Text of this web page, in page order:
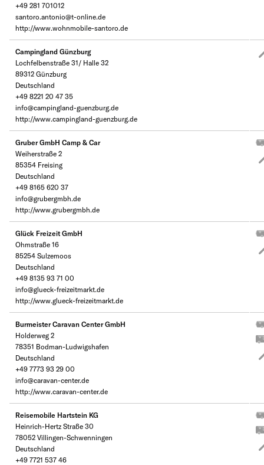
+49 281 701012
santoro.antonio@t-online.de
http://www.wohnmobile-santoro.de
Campingland Günzburg
Lochfelbenstraße 31/ Halle 32
89312 Günzburg
Deutschland
+49 8221 20 47 35
info@campingland-guenzburg.de
http://www.campingland-guenzburg.de
Gruber GmbH Camp & Car
Weiherstraße 2
85354 Freising
Deutschland
+49 8165 620 37
info@grubergmbh.de
http://www.grubergmbh.de
Glück Freizeit GmbH
Ohmstraße 16
85254 Sulzemoos
Deutschland
+49 8135 93 71 00
info@glueck-freizeitmarkt.de
http://www.glueck-freizeitmarkt.de
Burmeister Caravan Center GmbH
Holderweg 2
78351 Bodman-Ludwigshafen
Deutschland
+49 7773 93 29 00
info@caravan-center.de
http://www.caravan-center.de
Reisemobile Hartstein KG
Heinrich-Hertz Straße 30
78052 Villingen-Schwenningen
Deutschland
+49 7721 537 46